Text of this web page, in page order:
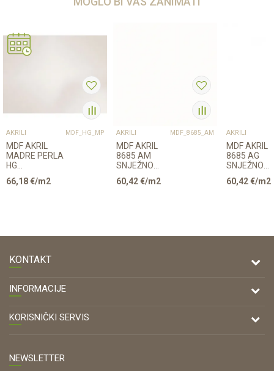
AKRILI MDF_HG_MP
MDF AKRIL
MADRE PERLA
HG
EGGER
66,18€/m2
AKRILI MDF_8685_AM
MDF AKRIL
8685 AM
SNJEŽNO
18,3/2800/1300mm
60,42€/m2
AKRILI
MDF AKRIL
8685 AG
SNJEŽNO
18,3/2800/
60,42€/m2
KONTAKT
DRVONA D.O.O.
Antuna Mihanovića 7,
47000 Karlovac
OIB:
INFORMACIJE
O nama
KORISNIČKI SERVIS
Zaštita privatnosti i osobnih podataka
NEWSLETTER